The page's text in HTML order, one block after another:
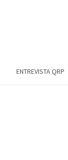
ENTREVISTA QRP